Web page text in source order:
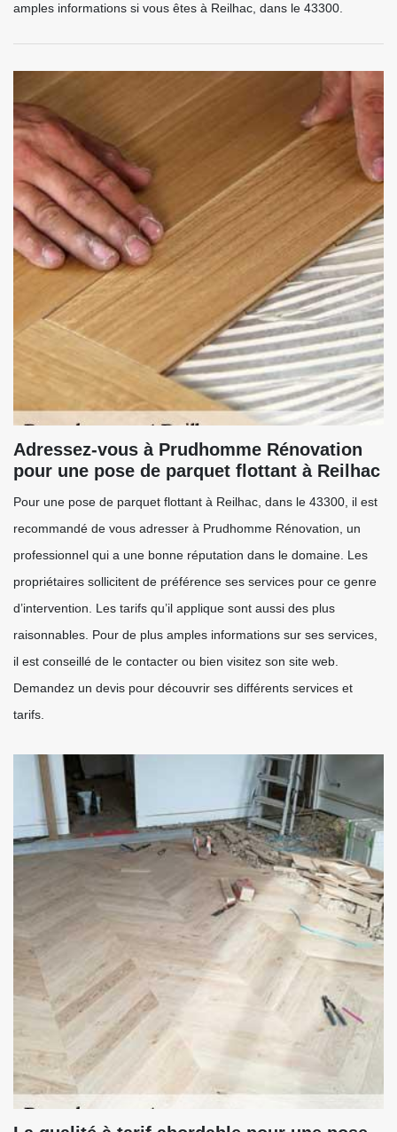
amples informations si vous êtes à Reilhac, dans le 43300.
Adressez-vous à Prudhomme Rénovation
pour une pose de parquet flottant à Reilhac
Pour une pose de parquet flottant à Reilhac, dans le 43300, il est
recommandé de vous adresser à Prudhomme Rénovation, un
professionnel qui a une bonne réputation dans le domaine. Les
propriétaires sollicitent de préférence ses services pour ce genre
d’intervention. Les tarifs qu’il applique sont aussi des plus
raisonnables. Pour de plus amples informations sur ses services,
il est conseillé de le contacter ou bien visitez son site web.
Demandez un devis pour découvrir ses différents services et
tarifs.